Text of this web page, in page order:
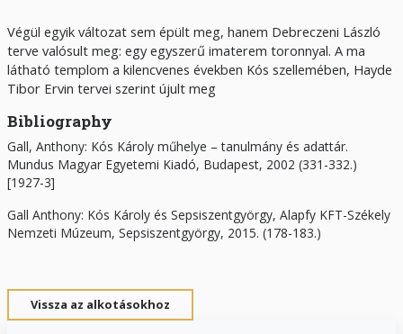
Végül egyik változat sem épült meg, hanem Debreczeni László
terve valósult meg: egy egyszerű imaterem toronnyal. A ma
látható templom a kilencvenes években Kós szellemében, Hayde
Tibor Ervin tervei szerint újult meg
Bibliography
Gall, Anthony: Kós Károly műhelye – tanulmány és adattár.
Mundus Magyar Egyetemi Kiadó, Budapest, 2002 (331-332.)
[1927-3]
Gall Anthony: Kós Károly és Sepsiszentgyörgy, Alapfy KFT-Székely
Nemzeti Múzeum, Sepsiszentgyörgy, 2015. (178-183.)
Vissza az alkotásokhoz